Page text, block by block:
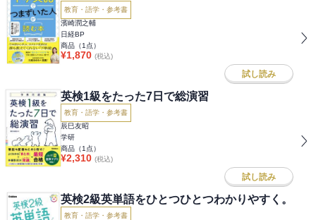
教育・語学・参考書
濱崎潤之輔
日経BP
商品（1 点）
¥1,870 (税込)
試し読み
英検1級をたった7日で総演習
教育・語学・参考書
辰巳友昭
学研
商品（1 点）
¥2,310 (税込)
試し読み
英検2級英単語をひとつひとつわかりやすく。
教育・語学・参考書